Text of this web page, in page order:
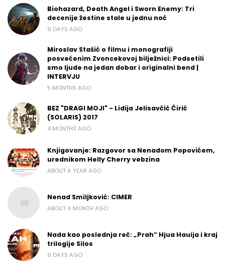
Biohazard, Death Angel i Sworn Enemy: Tri
decenije žestine stale u jednu noć
9 DAYS AGO
Miroslav Stašić o filmu i monografiji
posvećenim Zvoncekovoj bilježnici: Podsetili
smo ljude na jedan dobar i originalni bend |
INTERVJU
5 MONTHS AGO
BEZ "DRAGI MOJI" - Lidija Jelisavčić Ćirić
(SOLARIS) 2017
4 MONTHS AGO
Knjigovanje: Razgovor sa Nenadom Popovićem,
urednikom Helly Cherry vebzina
ABOUT A YEAR AGO
Nenad Smiljković: CIMER
ABOUT A MONTH AGO
Nada kao poslednja reč: „Prah“ Hjua Hauija i kraj
trilogije Silos
9 DAYS AGO